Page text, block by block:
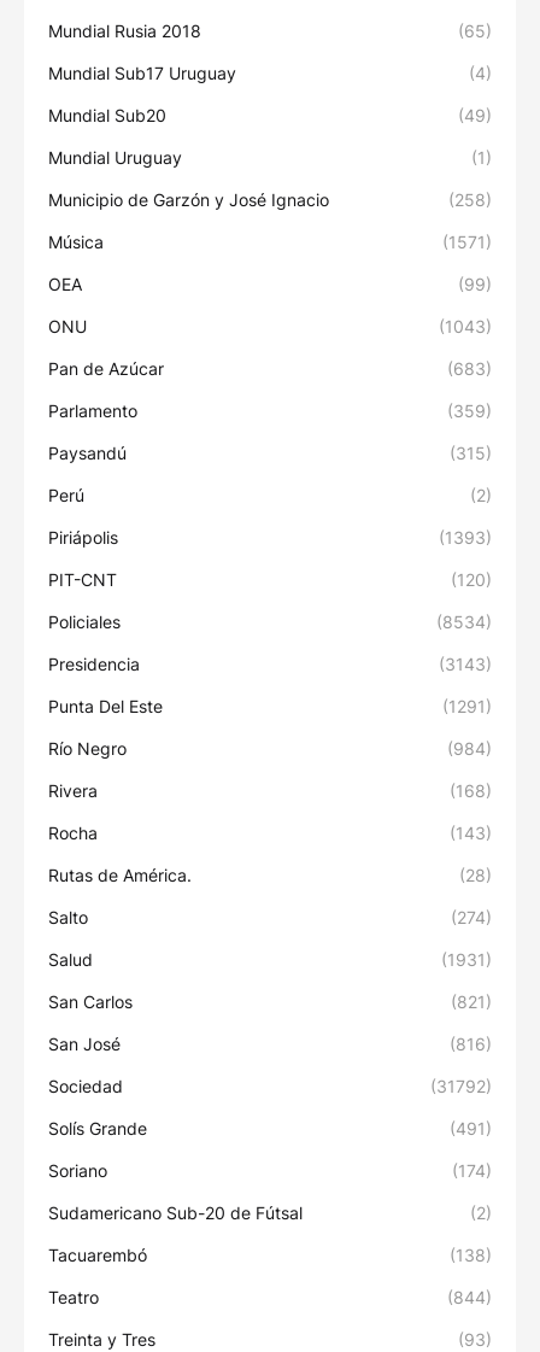
Mundial Rusia 2018 (65)
Mundial Sub17 Uruguay (4)
Mundial Sub20 (49)
Mundial Uruguay (1)
Municipio de Garzón y José Ignacio (258)
Música (1571)
OEA (99)
ONU (1043)
Pan de Azúcar (683)
Parlamento (359)
Paysandú (315)
Perú (2)
Piriápolis (1393)
PIT-CNT (120)
Policiales (8534)
Presidencia (3143)
Punta Del Este (1291)
Río Negro (984)
Rivera (168)
Rocha (143)
Rutas de América. (28)
Salto (274)
Salud (1931)
San Carlos (821)
San José (816)
Sociedad (31792)
Solís Grande (491)
Soriano (174)
Sudamericano Sub-20 de Fútsal (2)
Tacuarembó (138)
Teatro (844)
Treinta y Tres (93)